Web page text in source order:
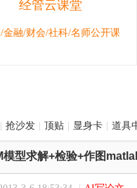
经管云课堂
金融/财会/社科/名师公开课
抢沙发 顶贴 显身卡 道具
模型求解+检验+作图